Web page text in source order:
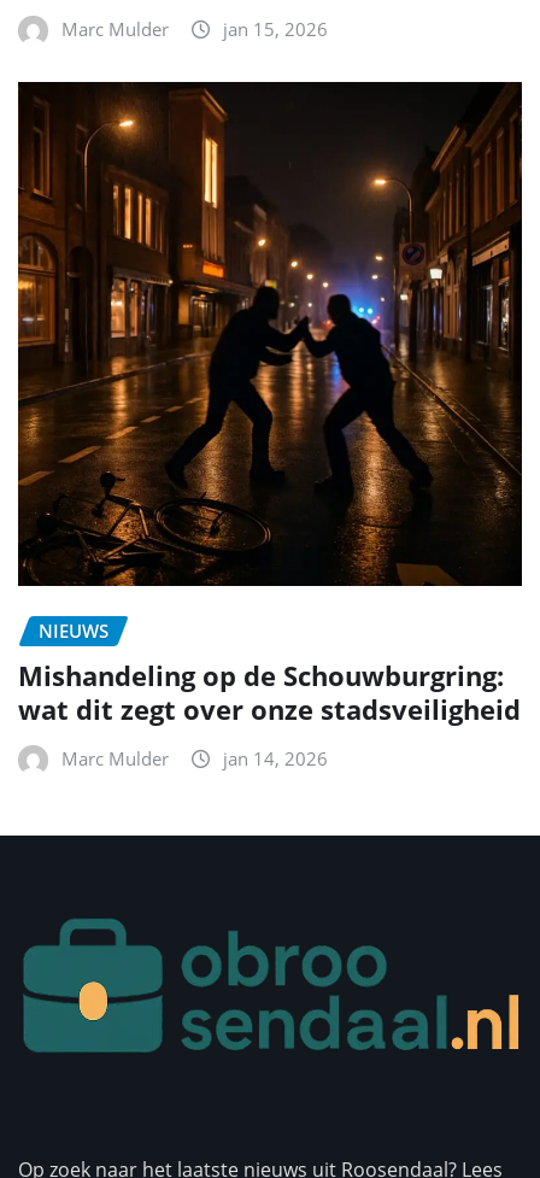
Marc Mulder jan 15, 2026
NIEUWS
Mishandeling op de Schouwburgring:
wat dit zegt over onze stadsveiligheid
Marc Mulder jan 14, 2026
Op zoek naar het laatste nieuws uit Roosendaal? Lees